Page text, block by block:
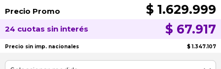
Precio Promo $ 1.629.999
24 cuotas sin interés $ 67.917
Precio sin imp. nacionales $ 1.347.107